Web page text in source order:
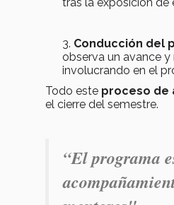
Conducción del
observa un avance
involucrando en el
Todo este proceso de
el cierre del semestre.
“El programa